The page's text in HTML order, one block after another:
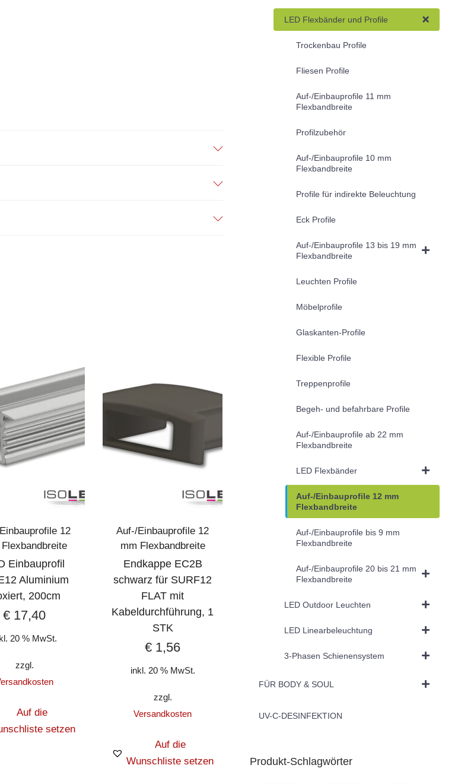
12
Einbauprofil
Aluminium
200cm
€ 17,40
20 % MwSt.
zzgl.
Auf die
setzen
Auf-/Einbauprofile 12
mm Flexbandbreite
Endkappe EC2B
schwarz für SURF12
FLAT mit
Kabeldurchführung, 1
STK
€ 1,56
inkl. 20 % MwSt.
zzgl.
Versandkosten
Auf die
Wunschliste setzen
LED Flexbänder und Profile
Trockenbau Profile
Fliesen Profile
Auf-/Einbauprofile 11 mm
Flexbandbreite
Profilzubehör
Auf-/Einbauprofile 10 mm
Flexbandbreite
Profile für indirekte Beleuchtung
Eck Profile
Auf-/Einbauprofile 13 bis 19 mm
Flexbandbreite
Leuchten Profile
Möbelprofile
Glaskanten-Profile
Flexible Profile
Treppenprofile
Begeh- und befahrbare Profile
Auf-/Einbauprofile ab 22 mm
Flexbandbreite
LED Flexbänder
Auf-/Einbauprofile 12 mm
Flexbandbreite
Auf-/Einbauprofile bis 9 mm
Flexbandbreite
Auf-/Einbauprofile 20 bis 21 mm
Flexbandbreite
LED Outdoor Leuchten
LED Linearbeleuchtung
3-Phasen Schienensystem
FÜR BODY & SOUL
UV-C-DESINFEKTION
Produkt-Schlagwörter